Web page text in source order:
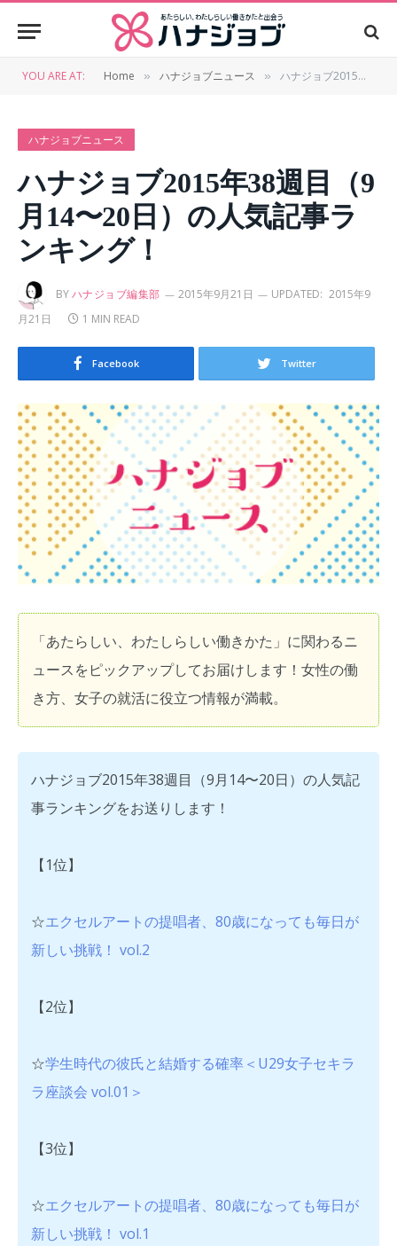
YOU ARE AT: Home » ハナジョブニュース » ハナジョブ2015年38週目（9月14〜20日）の人気記事ランキング！
ハナジョブニュース
ハナジョブ2015年38週目（9
月14〜20日）の人気記事ラ
ンキング！
BYハナジョブ編集部 2015年9月21日 UPDATED: 2015年9
月21日
1 MIN READ
Facebook Twitter
「あたらしい、わたしらしい働きかた」に関わるニ
ュースをピックアップしてお届けします！女性の働
き方、女子の就活に役立つ情報が満載。
ハナジョブ2015年38週目（9月14〜20日）の人気記
事ランキングをお送りします！
【1位】
☆エクセルアートの提唱者、80歳になっても毎日が
新しい挑戦！ vol.2
【2位】
☆学生時代の彼氏と結婚する確率＜U29女子セキラ
ラ座談会 vol.01＞
【3位】
☆エクセルアートの提唱者、80歳になっても毎日が
新しい挑戦！ vol.1